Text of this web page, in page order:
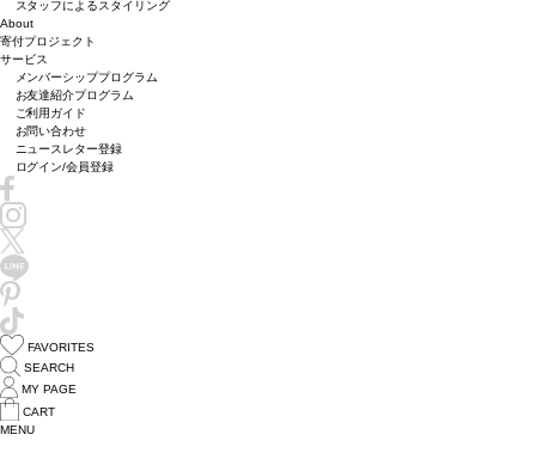
スタッフによるスタイリング
About
寄付プロジェクト
サービス
メンバーシッププログラム
お友達紹介プログラム
ご利用ガイド
お問い合わせ
ニュースレター登録
ログイン/会員登録
FAVORITES
SEARCH
MY PAGE
CART
MENU